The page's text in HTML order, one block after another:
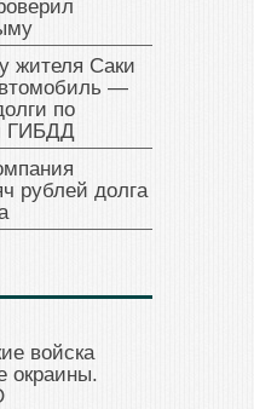
жителя Саки
—
по
ГИБДД
рублей долга
войска
окраины.